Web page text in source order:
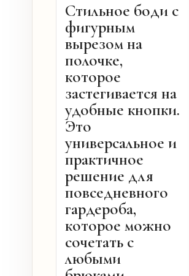
Стильное боди с
фигурным
вырезом на
полочке,
которое
застегивается на
удобные кнопки.
Это
универсальное и
практичное
решение для
повседневного
гардероба,
которое можно
сочетать с
любыми